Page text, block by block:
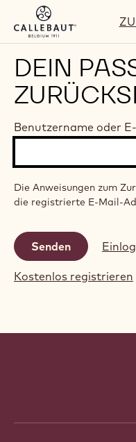
Skip to main
DEIN
Benutzername oder
Die Anweisungen zum
die registrierte E-Mail-
Kostenlos registrieren